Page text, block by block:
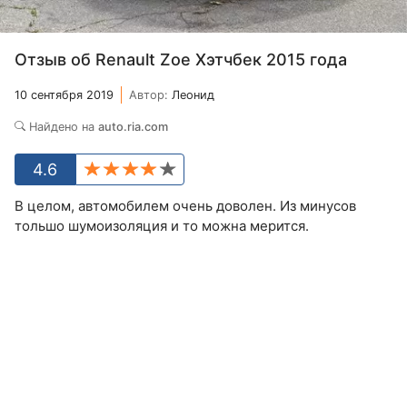
Отзыв об Renault Zoe Хэтчбек 2015 года
10 сентября 2019 Автор: Леонид
Найдено на auto.ria.com
4.6
В целом, автомобилем очень доволен. Из минусов
тольшо шумоизоляция и то можна мерится.